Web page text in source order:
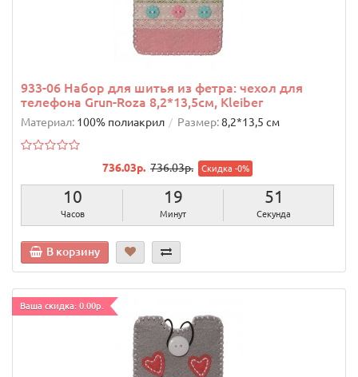
933-06 Набор для шитья из фетра: чехол для
телефона Grun-Roza 8,2*13,5см, Kleiber
Материал: 100% полиакрил Размер:8,2*13,5 см
736.03р. 736.03р. Скидка -0%
10
Часов
19
Минут
50
Секунд
В корзину
Ваша скидка: 0.00р.